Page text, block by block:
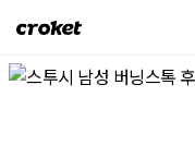
크
켓